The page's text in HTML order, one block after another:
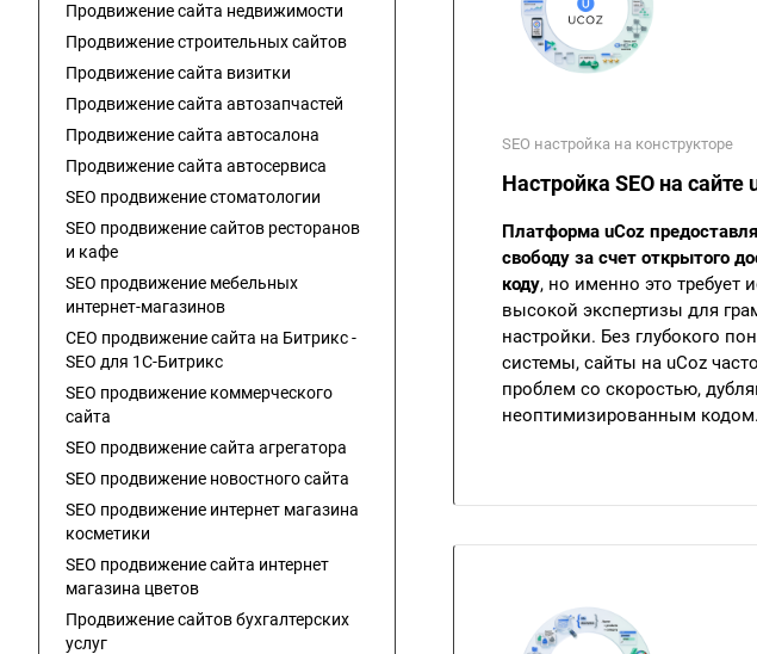
SEO настройка на конструкторе
Настройка SEO на сайте
Платформа uCoz
свободу за счет открытого
коду, но именно это требует
высокой экспертизы для
настройки. Без глубокого
системы, сайты на uCoz
проблем со скоростью,
неоптимизированным кодом.
Продвижение сайта недвижимости
Продвижение строительных сайтов
Продвижение сайта визитки
Продвижение сайта автозапчастей
Продвижение сайта автосалона
Продвижение сайта автосервиса
SEO продвижение стоматологии
SEO продвижение сайтов ресторанов
и кафе
SEO продвижение мебельных
интернет-магазинов
СЕО продвижение сайта на Битрикс -
SEO для 1C-Битрикс
SEO продвижение коммерческого
сайта
SEO продвижение сайта агрегатора
SEO продвижение новостного сайта
SEO продвижение интернет магазина
косметики
SEO продвижение сайта интернет
магазина цветов
Продвижение сайтов бухгалтерских
услуг